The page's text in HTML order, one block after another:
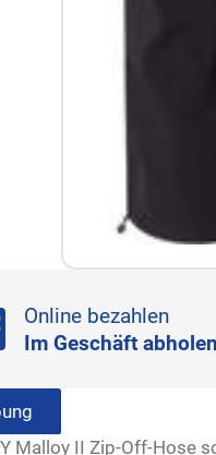
Online bezahlen
Im Geschäft abholen
Malloy II Zip-Off-Hose